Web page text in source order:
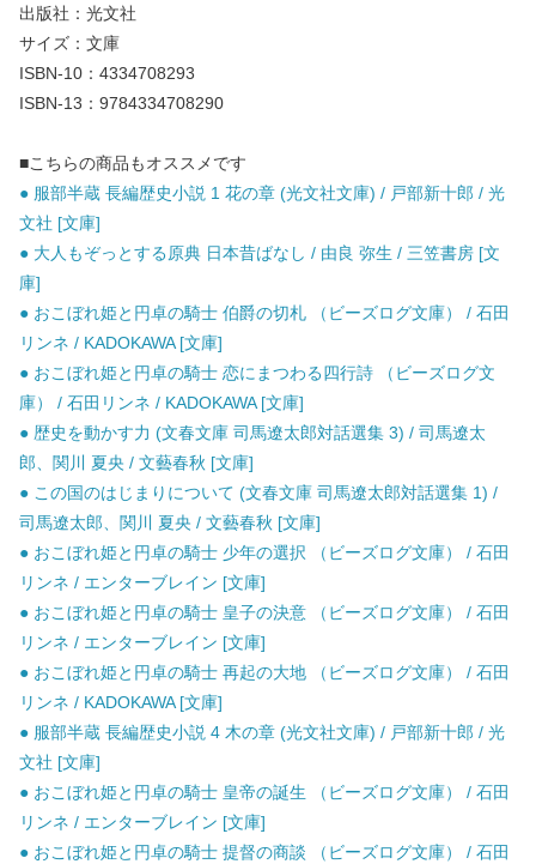
出版社：光文社
サイズ：文庫
ISBN-10：4334708293
ISBN-13：9784334708290
■こちらの商品もオススメです
● 服部半蔵 長編歴史小説 1 花の章 (光文社文庫) / 戸部新十郎 / 光
文社 [文庫]
● 大人もぞっとする原典 日本昔ばなし / 由良 弥生 / 三笠書房 [文
庫]
● おこぼれ姫と円卓の騎士 伯爵の切札 （ビーズログ文庫） / 石田
リンネ / KADOKAWA [文庫]
● おこぼれ姫と円卓の騎士 恋にまつわる四行詩 （ビーズログ文
庫） / 石田リンネ / KADOKAWA [文庫]
● 歴史を動かす力 (文春文庫 司馬遼太郎対話選集 3) / 司馬遼太
郎、関川 夏央 / 文藝春秋 [文庫]
● この国のはじまりについて (文春文庫 司馬遼太郎対話選集 1) /
司馬遼太郎、関川 夏央 / 文藝春秋 [文庫]
● おこぼれ姫と円卓の騎士 少年の選択 （ビーズログ文庫） / 石田
リンネ / エンターブレイン [文庫]
● おこぼれ姫と円卓の騎士 皇子の決意 （ビーズログ文庫） / 石田
リンネ / エンターブレイン [文庫]
● おこぼれ姫と円卓の騎士 再起の大地 （ビーズログ文庫） / 石田
リンネ / KADOKAWA [文庫]
● 服部半蔵 長編歴史小説 4 木の章 (光文社文庫) / 戸部新十郎 / 光
文社 [文庫]
● おこぼれ姫と円卓の騎士 皇帝の誕生 （ビーズログ文庫） / 石田
リンネ / エンターブレイン [文庫]
● おこぼれ姫と円卓の騎士 提督の商談 （ビーズログ文庫） / 石田